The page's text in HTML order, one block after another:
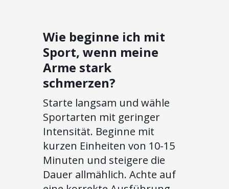
Wie beginne ich mit
Sport, wenn meine
Arme stark
schmerzen?
Starte langsam und wähle
Sportarten mit geringer
Intensität. Beginne mit
kurzen Einheiten von 10-15
Minuten und steigere die
Dauer allmählich. Achte auf